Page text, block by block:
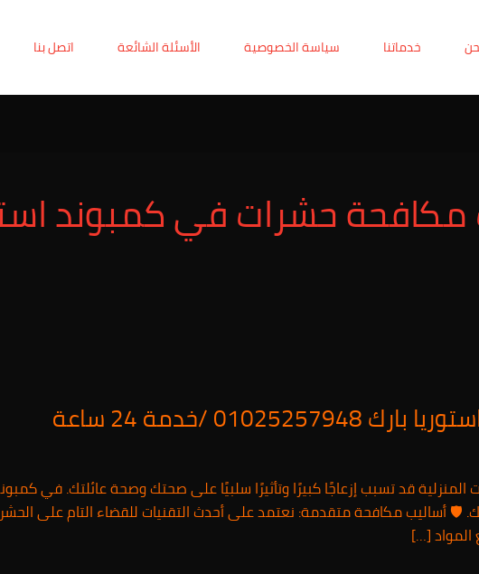
خدماتنا سياسة الخصوصية الأسئلة الشائعة اتصل بنا
حشرات في كمبوند
/خدمة 24 ساعة
قد تسبب إزعاجًا كبيرًا وتأثيرًا سلبيًا على صحتك وصحة عائلتك. في
🛡️ أساليب مكافحة متقدمة: نعتمد على أحدث التقنيات للقضاء التام على
المواد […]